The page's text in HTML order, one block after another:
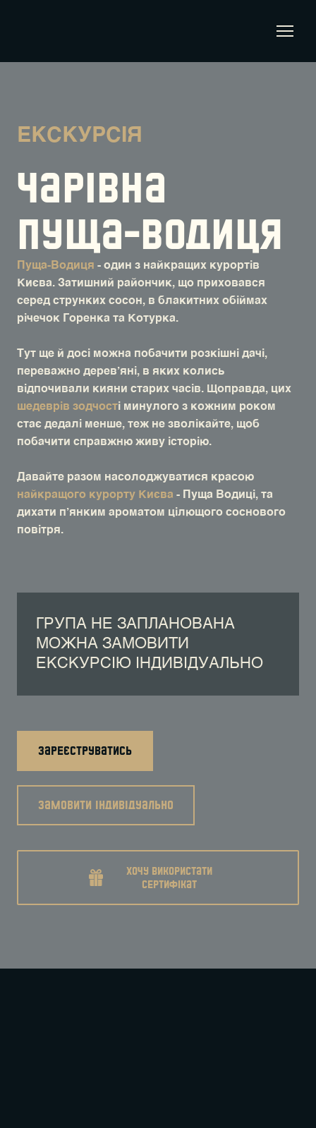
ЕКСКУРСІЯ
ЧАРІВНА
ПУЩА-ВОДИЦЯ
Пуща-Водиця - один з найкращих курортів
Києва. Затишний райончик, що приховався
серед струнких сосон, в блакитних обіймах
річечок Горенка та Котурка.
Тут ще й досі можна побачити розкішні дачі,
переважно деревʼяні, в яких колись
відпочивали кияни старих часів. Щоправда, цих
шедеврів зодчості минулого з кожним роком
стає дедалі менше, теж не зволікайте, щоб
побачити справжню живу історію.
Давайте разом насолоджуватися красою
найкращого курорту Києва - Пуща Водиці, та
дихати пʼянким ароматом цілющого соснового
повітря.
ГРУПА НЕ ЗАПЛАНОВАНА
МОЖНА ЗАМОВИТИ
ЕКСКУРСІЮ ІНДИВІДУАЛЬНО
зареєструватись
замовити індивідуально
хочу використати
сертифікат